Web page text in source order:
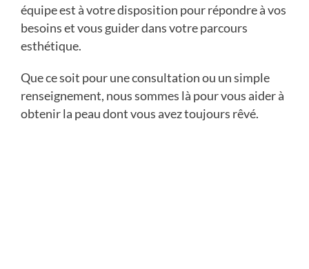
équipe est à votre disposition pour répondre à vos
besoins et vous guider dans votre parcours
esthétique.
Que ce soit pour une consultation ou un simple
renseignement, nous sommes là pour vous aider à
obtenir la peau dont vous avez toujours rêvé.